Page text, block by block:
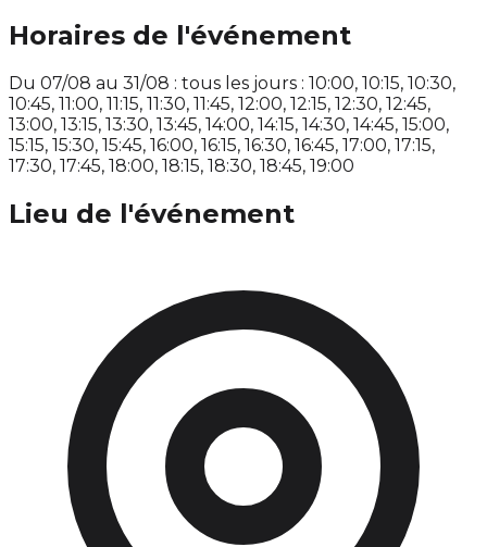
Horaires de l'événement
Du 07/08 au 31/08 : tous les jours : 10:00, 10:15, 10:30,
10:45, 11:00, 11:15, 11:30, 11:45, 12:00, 12:15, 12:30, 12:45,
13:00, 13:15, 13:30, 13:45, 14:00, 14:15, 14:30, 14:45, 15:00,
15:15, 15:30, 15:45, 16:00, 16:15, 16:30, 16:45, 17:00, 17:15,
17:30, 17:45, 18:00, 18:15, 18:30, 18:45, 19:00
Lieu de l'événement